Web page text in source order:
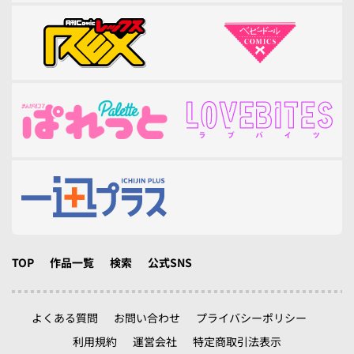
TOP 作品一覧 検索 公式SNS
よくある質問 お問い合わせ
プライバシーポリシー
利用規約
運営会社 特定商取引法表示